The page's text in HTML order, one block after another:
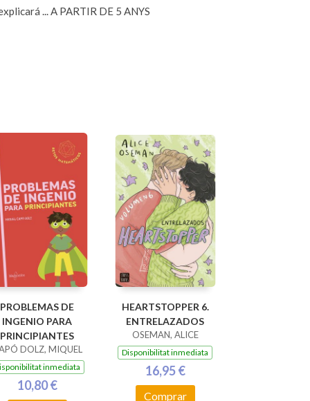
... A PARTIR DE 5 ANYS
PROBLEMAS DE
INGENIO PARA
PRINCIPIANTES
DOLZ, MIQUEL
inmediata
10,80 €
HEARTSTOPPER 6.
ENTRELAZADOS
OSEMAN, ALICE
Disponibilitat inmediata
16,95 €
Comprar